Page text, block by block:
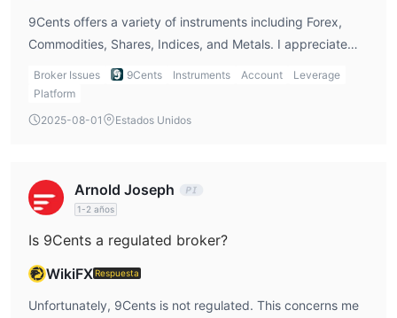
9Cents offers a variety of instruments including Forex,
Commodities, Shares, Indices, and Metals. I appreciate
the range of options, but I would prefer if they offered
Cryptos, CFDs, and ETFs as well to provide more variety
for my portfolio.
Broker Issues 9Cents Instruments Account
Leverage
Platform
2025-08-01
Estados Unidos
Arnold Joseph
1-2 años
Is 9Cents a regulated broker?
WikiFX Respuesta
Unfortunately, 9Cents is not regulated. This concerns me